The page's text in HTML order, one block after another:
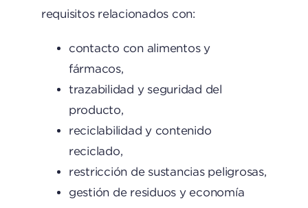
requisitos relacionados con:
contacto con alimentos y
fármacos,
trazabilidad y seguridad del
producto,
reciclabilidad y contenido
reciclado,
restricción de sustancias peligrosas,
gestión de residuos y economía